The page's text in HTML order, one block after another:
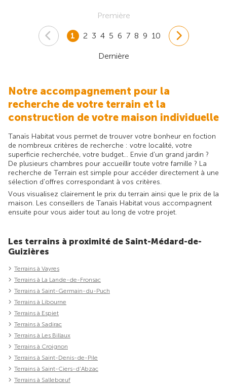
Première
1 2 3 4 5 6 7 8 9 10
Dernière
Notre accompagnement pour la
recherche de votre terrain et la
construction de votre maison individuelle
Tanaïs Habitat vous permet de trouver votre bonheur en foction
de nombreux critères de recherche : votre localité, votre
superficie recherchée, votre budget... Envie d'un grand jardin ?
De plusieurs chambres pour accueillir toute votre famille ? La
recherche de Terrain est simple pour accéder directement à une
sélection d'offres correspondant à vos critères.
Vous visualisez clairement le prix du terrain ainsi que le prix de la
maison. Les conseillers de Tanaïs Habitat vous accompagnent
ensuite pour vous aider tout au long de votre projet.
Les terrains à proximité de Saint-Médard-de-
Guizières
Terrains à Vayres
Terrains à La Lande-de-Fronsac
Terrains à Saint-Germain-du-Puch
Terrains à Libourne
Terrains à Espiet
Terrains à Sadirac
Terrains à Les Billaux
Terrains à Croignon
Terrains à Saint-Denis-de-Pile
Terrains à Saint-Ciers-d'Abzac
Terrains à Sallebœuf